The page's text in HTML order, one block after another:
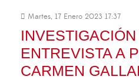
Martes, 17 Enero 2023 17:37
ENTREVISTA A
CARMEN